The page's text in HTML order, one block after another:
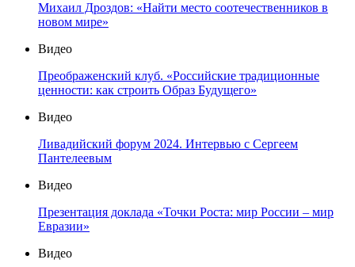
Михаил Дроздов: «Найти место соотечественников в
новом мире»
Видео
Преображенский клуб. «Российские традиционные
ценности: как строить Образ Будущего»
Видео
Ливадийский форум 2024. Интервью с Сергеем
Пантелеевым
Видео
Презентация доклада «Точки Роста: мир России – мир
Евразии»
Видео